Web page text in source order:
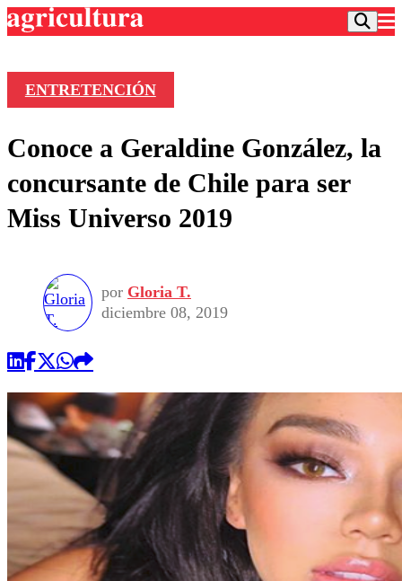
Frecuencias
Agricultura TV
Deportes
Colo Colo
Seleccion Chilena
Torneo Internacional
Entretención
Economía
Internacional
Publicaciones en medios
Opinión
ENTRETENCIÓN
Conoce a Geraldine González, la
concursante de Chile para ser
Miss Universo 2019
por Gloria T.
diciembre 08, 2019